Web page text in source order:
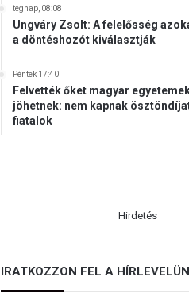
tegnap, 08:08
Ungváry Zsolt: A felelősség
a döntéshozót kiválasztják
Péntek 17:40
Felvették őket magyar
jöhetnek: nem kapnak
fiatalok
.
Hirdetés
IRATKOZZON FEL A